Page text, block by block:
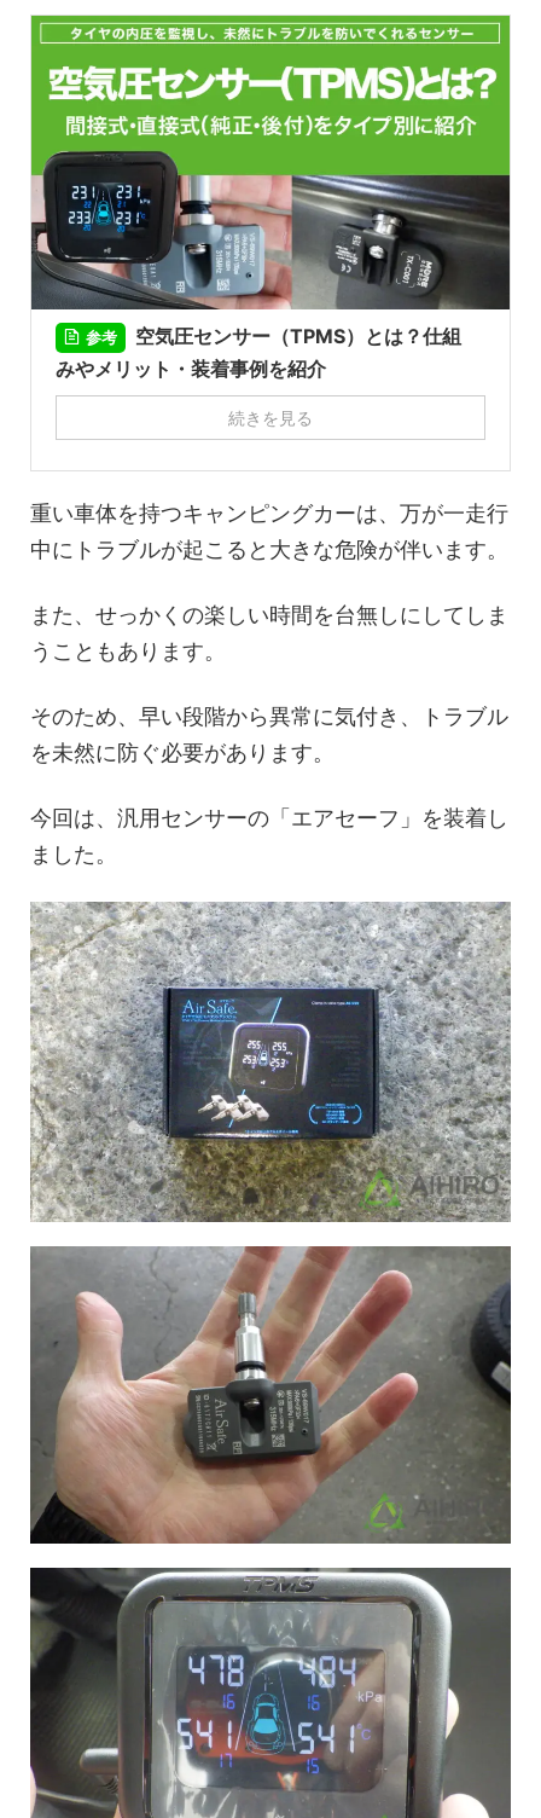
参考
空気圧センサー（TPMS）とは？仕組
みやメリット・装着事例を紹介
続きを見る
重い車体を持つキャンピングカーは、万が一走行
中にトラブルが起こると大きな危険が伴います。
また、せっかくの楽しい時間を台無しにしてしま
うこともあります。
そのため、早い段階から異常に気付き、トラブル
を未然に防ぐ必要があります。
今回は、汎用センサーの「エアセーフ」を装着し
ました。